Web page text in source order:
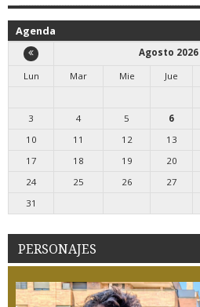
Agenda
Agosto 2026
Lun
Mar Mie Jue
3
4 5 6
10
11 12 13
17
18 19 20
24
25 26 27
31
PERSONAJES